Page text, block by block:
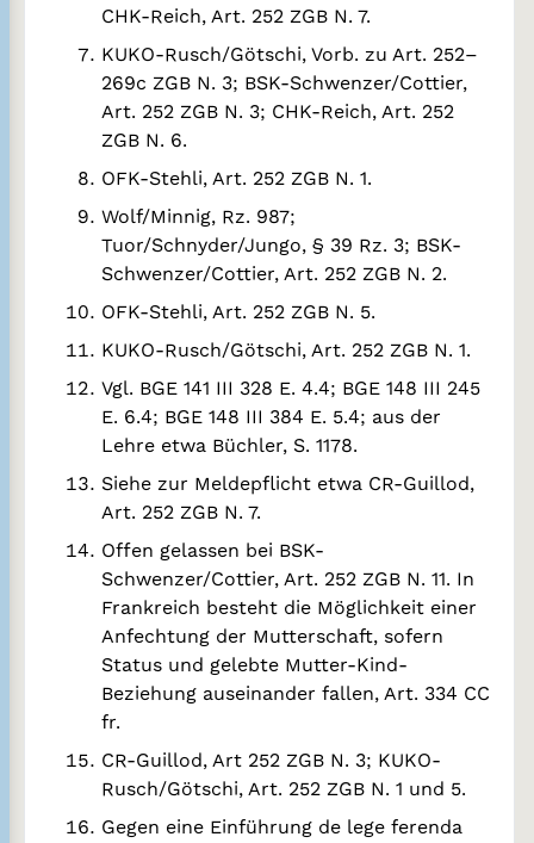
CHK-Reich, Art. 252 ZGB N. 7.
KUKO-Rusch/Götschi, Vorb. zu Art. 252–
269c ZGB N. 3; BSK-Schwenzer/Cottier,
Art. 252 ZGB N. 3; CHK-Reich, Art. 252
ZGB N. 6.
OFK-Stehli, Art. 252 ZGB N. 1.
Wolf/Minnig, Rz. 987;
Tuor/Schnyder/Jungo, § 39 Rz. 3; BSK-
Schwenzer/Cottier, Art. 252 ZGB N. 2.
OFK-Stehli, Art. 252 ZGB N. 5.
KUKO-Rusch/Götschi, Art. 252 ZGB N. 1.
Vgl. BGE 141 III 328 E. 4.4; BGE 148 III 245
E. 6.4; BGE 148 III 384 E. 5.4; aus der
Lehre etwa Büchler, S. 1178.
Siehe zur Meldepflicht etwa CR-Guillod,
Art. 252 ZGB N. 7.
Offen gelassen bei BSK-
Schwenzer/Cottier, Art. 252 ZGB N. 11. In
Frankreich besteht die Möglichkeit einer
Anfechtung der Mutterschaft, sofern
Status und gelebte Mutter-Kind-
Beziehung auseinander fallen, Art. 334 CC
fr.
CR-Guillod, Art 252 ZGB N. 3; KUKO-
Rusch/Götschi, Art. 252 ZGB N. 1 und 5.
Gegen eine Einführung de lege ferenda